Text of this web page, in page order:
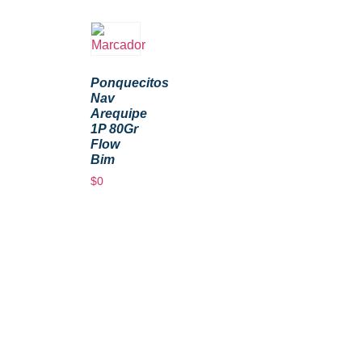
Ponquecitos
Nav
Arequipe
1P 80Gr
Flow
Bim
$0